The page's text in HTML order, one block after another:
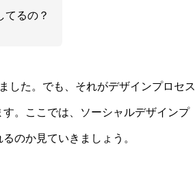
てるの？
した。でも、それがデザインプロセス
。ここでは、ソーシャルデザインプ
のか見ていきましょう。